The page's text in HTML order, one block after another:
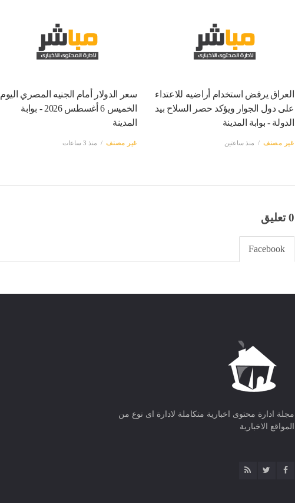
العراق يرفض استخدام أراضيه للاعتداء
على دول الجوار ويؤكد حصر السلاح بيد
الدولة - بوابة المدينة
غير مصنف منذ ساعتين
سعر الدولار أمام الجنيه المصري اليوم
الخميس 6 أغسطس 2026 - بوابة
المدينة
غير مصنف منذ 3 ساعات
0 تعليق
Facebook
مجلة ادارة محتوى اخبارية متكاملة لادارة اى نوع من
المواقع الاخبارية